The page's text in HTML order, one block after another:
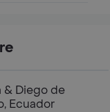
& Diego de
Ecuador